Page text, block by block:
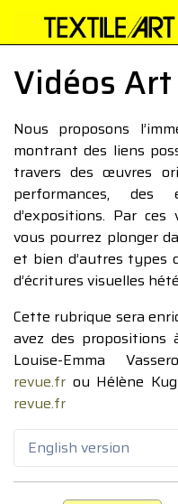
Vidéos
Nous proposons
montrant des liens
travers des œuvres
performances,
d’expositions. Par
vous pourrez plonger
et bien d’autres types
d’écritures visuelles
Cette rubrique sera
avez des propositions
Louise-Emma
revue.fr ou Hélène
revue.fr
English version